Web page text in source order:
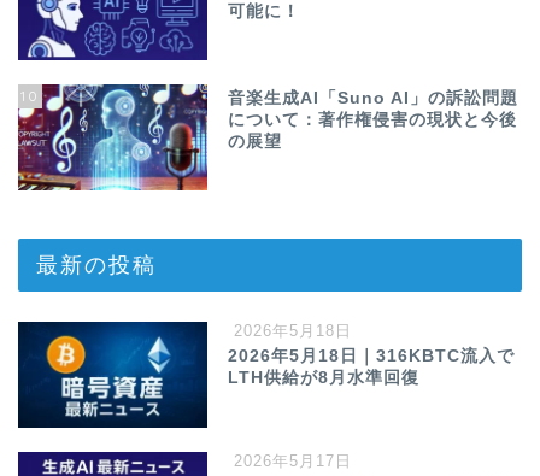
可能に！
10
音楽生成AI「Suno AI」の訴訟問題
について：著作権侵害の現状と今後
の展望
最新の投稿
2026年5月18日
2026年5月18日｜316KBTC流入で
LTH供給が8月水準回復
2026年5月17日